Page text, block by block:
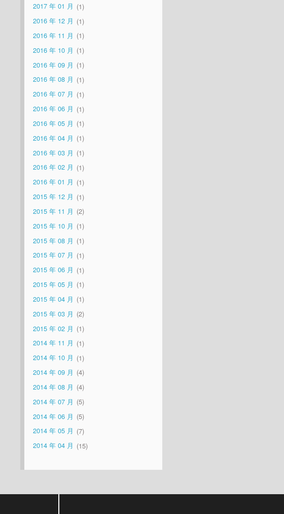
2017 年 01 月
1
2016 年 12 月
1
2016 年 11 月
1
2016 年 10 月
1
2016 年 09 月
1
2016 年 08 月
1
2016 年 07 月
1
2016 年 06 月
1
2016 年 05 月
1
2016 年 04 月
1
2016 年 03 月
1
2016 年 02 月
1
2016 年 01 月
1
2015 年 12 月
1
2015 年 11 月
2
2015 年 10 月
1
2015 年 08 月
1
2015 年 07 月
1
2015 年 06 月
1
2015 年 05 月
1
2015 年 04 月
1
2015 年 03 月
2
2015 年 02 月
1
2014 年 11 月
1
2014 年 10 月
1
2014 年 09 月
4
2014 年 08 月
4
2014 年 07 月
5
2014 年 06 月
5
2014 年 05 月
7
2014 年 04 月
15